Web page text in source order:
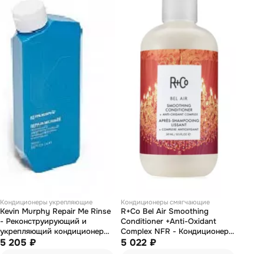
Кондиционеры укрепляющие
Kevin Murphy Repair Me Rinse
- Реконструирующий и
укрепляющий кондиционер
250 мл
5 205 ₽
Кондиционеры смягчающие
R+Co Bel Air Smoothing
Conditioner +Anti-Oxidant
Complex NFR - Кондиционер
для разглаживания с
5 022 ₽